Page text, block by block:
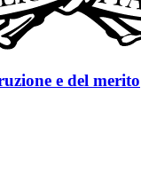
e del merito